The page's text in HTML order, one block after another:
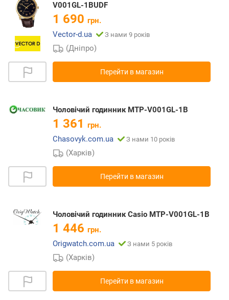
V001GL-1BUDF
1 690 грн.
Vector-d.ua
З нами 9 років
(Дніпро)
Перейти в магазин
Чоловічий годинник MTP-V001GL-1B
1 361 грн.
Chasovyk.com.ua
З нами 10 років
(Харків)
Перейти в магазин
Чоловічий годинник Casio MTP-V001GL-1B
1 446 грн.
Origwatch.com.ua
З нами 5 років
(Харків)
Перейти в магазин